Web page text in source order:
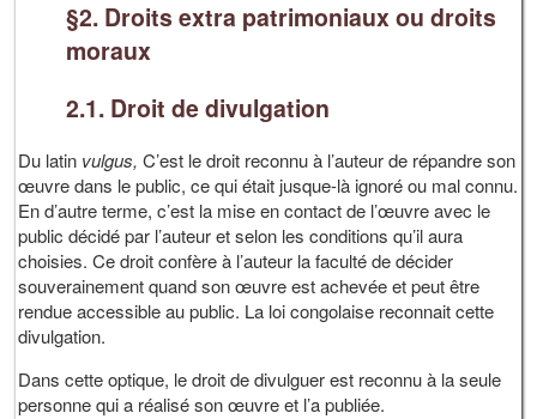
§2. Droits extra patrimoniaux ou droits
moraux
2.1. Droit de divulgation
Du latin vulgus,C’est le droit reconnu à l’auteur de répandre son
œuvre dans le public, ce qui était jusque-là ignoré ou mal connu.
En d’autre terme, c’est la mise en contact de l’œuvre avec le
public décidé par l’auteur et selon les conditions qu’il aura
choisies. Ce droit confère à l’auteur la faculté de décider
souverainement quand son œuvre est achevée et peut être
rendue accessible au public. La loi congolaise reconnait cette
divulgation.
Dans cette optique, le droit de divulguer est reconnu à la seule
personne qui a réalisé son œuvre et l’a publiée.